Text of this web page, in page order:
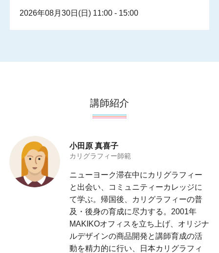
2026年08月30日(日) 11:00 - 15:00
講師紹介
小田原 真喜子
カリグラフィー師範
ニューヨーク滞在中にカリグラフィー
と出会い、コミュニティーカレッジに
て学ぶ。帰国後、カリグラフィーの普
及・後身の育成に尽力する。2001年
MAKIKOオフィスを立ち上げ、オリジナ
ルデザインの商品開発と講師育成の活
動を精力的に行い、日本カリグラフィ